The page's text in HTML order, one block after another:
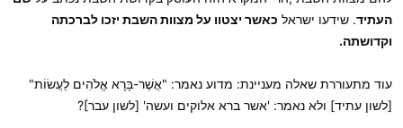
העתיד. שידעו ישראל כאשר יצטוו על מצוות השבת יזכו לברכתה
וקדושתה.
עוד מתעוררת שאלה מעניינת: מדוע נאמר: "אֲשֶׁר-בָּרָא אֱלֹהִים לַעֲשׂוֹת"
[לשון עתיד] ולא נאמר: 'אשר ברא אלוקים ועשה' [לשון עבר]?